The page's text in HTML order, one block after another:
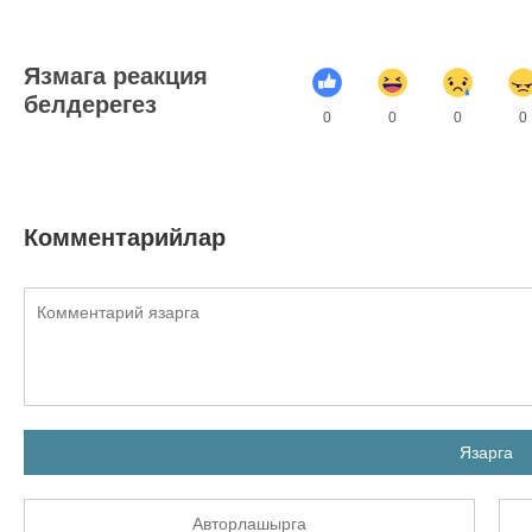
Язмага реакция
белдерегез
0 0 0 0
Комментарийлар
Язарга
Авторлашырга